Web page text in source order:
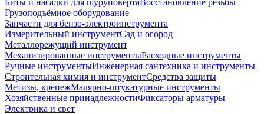
Грузоподъёмное оборудование
Запчасти для бензо-электроинструмента
Измерительный инструментСад и огород
Металлорежущий инструмент
Механизированные инструментыРасходные инструменты
Ручные инструментыИнженерная сантехника и инструменты
Строительная химия и инструментСредства защиты
Метизы, крепежМалярно-штукатурные инструменты
Хозяйственные принадлежностиФиксаторы арматуры
Электрика и свет